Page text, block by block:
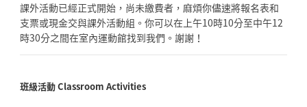
課外活動已經正式開始，尚未繳費者， 麻煩你儘速將報名表和
支票或現金交與課外活動組。 你可以在上午10時10分至中午12
時30分之間在室內運動館找到我們。謝謝！
班級活動 Classroom Activities